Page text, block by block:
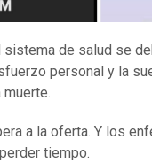
sistema de salud se
personal y la
a la oferta. Y los
tiempo.